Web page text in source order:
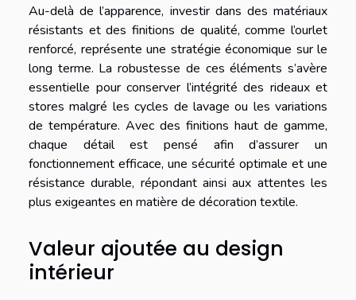
Au-delà de l’apparence, investir dans des matériaux
résistants et des finitions de qualité, comme l’ourlet
renforcé, représente une stratégie économique sur le
long terme. La robustesse de ces éléments s’avère
essentielle pour conserver l’intégrité des rideaux et
stores malgré les cycles de lavage ou les variations
de température. Avec des finitions haut de gamme,
chaque détail est pensé afin d’assurer un
fonctionnement efficace, une sécurité optimale et une
résistance durable, répondant ainsi aux attentes les
plus exigeantes en matière de décoration textile.
Valeur ajoutée au design
intérieur